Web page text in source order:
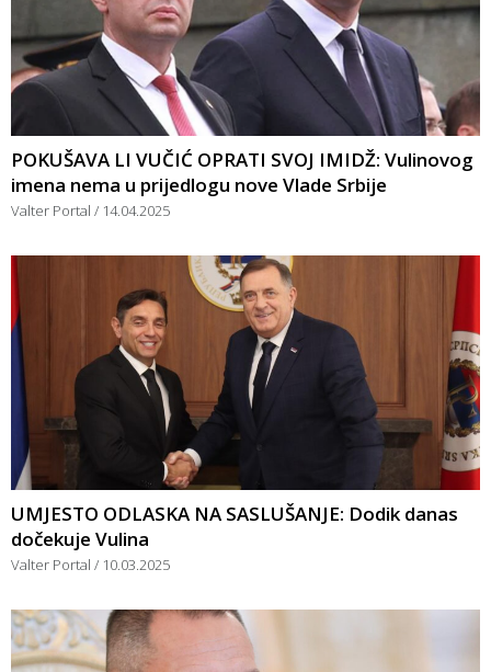
POKUŠAVA LI VUČIĆ OPRATI SVOJ IMIDŽ: Vulinovog
imena nema u prijedlogu nove Vlade Srbije
Valter Portal 14.04.2025
UMJESTO ODLASKA NA SASLUŠANJE: Dodik danas
dočekuje Vulina
Valter Portal 10.03.2025